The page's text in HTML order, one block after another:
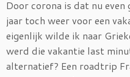
Door corona is dat nu
jaar toch weer voor een
eigenlijk wilde ik naar
werd die vakantie last
alternatief? Een roadtrip